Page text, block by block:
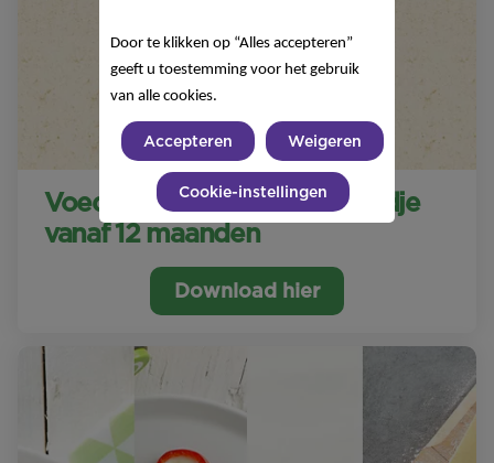
Voedingsschema voor je kindje
vanaf 12 maanden
Download hier
Door te klikken op “Alles accepteren”
geeft u toestemming voor het gebruik
van alle cookies.
Accepteren Weigeren
Cookie-instellingen